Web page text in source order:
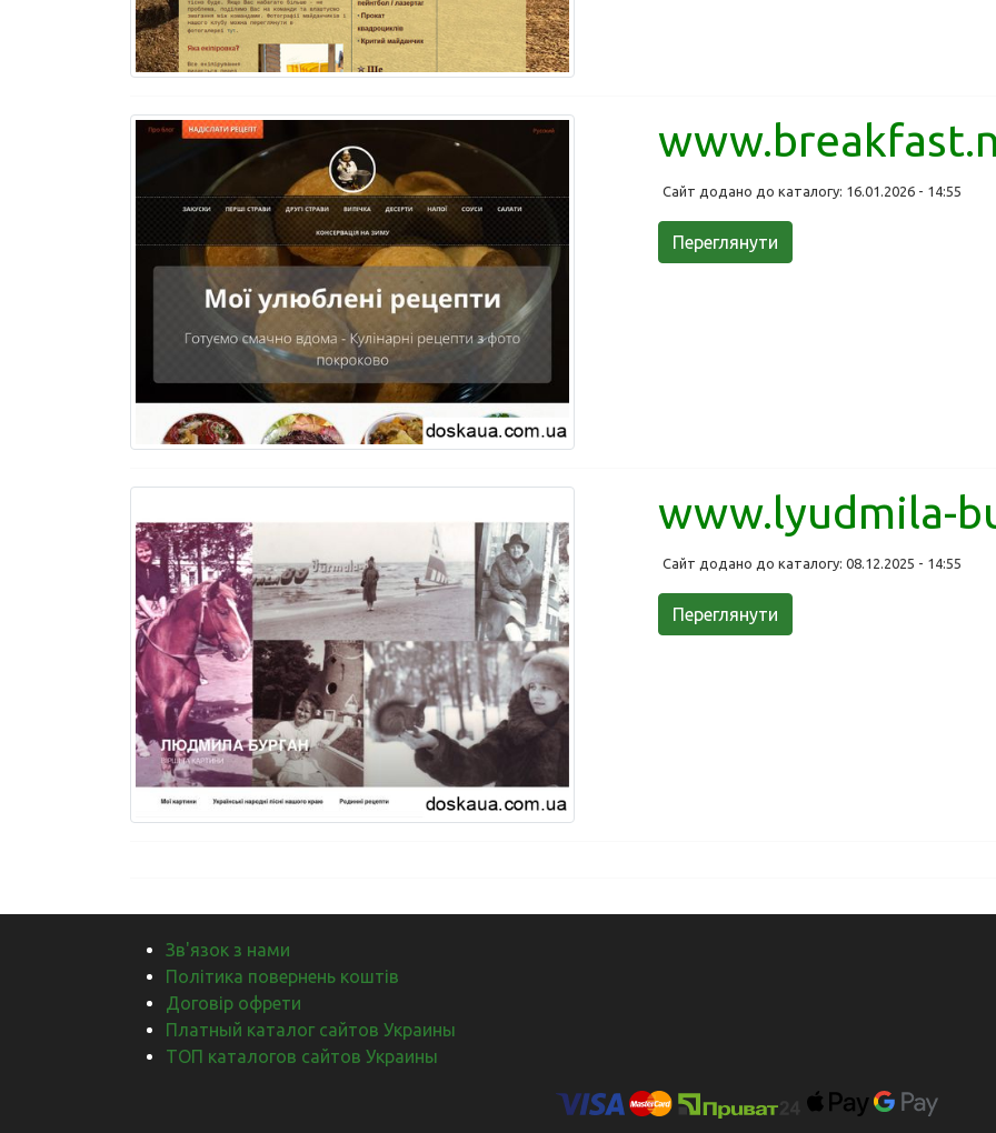
Сайт додано до каталогу: 16.01.2026 - 14:55
Переглянути
www.lyudmila-
Сайт додано до каталогу: 08.12.2025 - 14:55
Переглянути
Зв'язок з нами
Політика повернень коштів
Договір офрети
Платный каталог сайтов Украины
ТОП каталогов сайтов Украины